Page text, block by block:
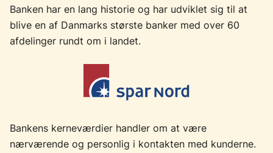
Banken har en lang historie og har udviklet sig til at
blive en af Danmarks største banker med over 60
afdelinger rundt om i landet.
Bankens kerneværdier handler om at være
nærværende og personlig i kontakten med kunderne.